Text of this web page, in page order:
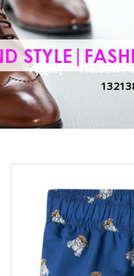
Αρχική > Παιδικά